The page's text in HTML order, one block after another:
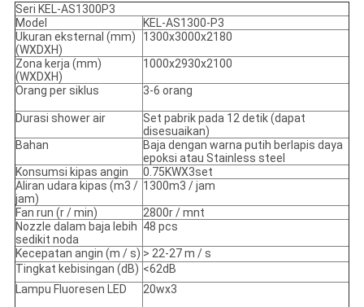
Seri KEL-AS1300P3
Model
KEL-AS1300-P3
Ukuran eksternal (mm)
(WXDXH)
1300x3000x2180
Zona kerja (mm)
(WXDXH)
1000x2930x2100
Orang per siklus 3-6 orang
Durasi shower air
Set pabrik pada 12 detik (dapat
disesuaikan)
Bahan
Baja dengan warna putih berlapis daya
epoksi atau Stainless steel
Konsumsi kipas angin
0.75KWX3set
Aliran udara kipas (m3 /
jam)
1300m3 / jam
Fan run (r / min)
2800r / mnt
Nozzle dalam baja lebih
sedikit noda
48 pcs
Kecepatan angin (m / s) > 22-27 m / s
Tingkat kebisingan (dB) <62dB
Lampu Fluoresen LED
20wx3